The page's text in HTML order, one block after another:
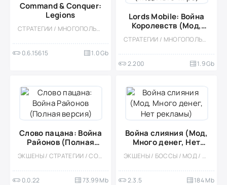
Command & Conquer:
Legions
СТРАТЕГИИ / МНОГОПОЛЬЗОВАТЕЛЬСКАЯ / СОРЕВНОВАТЕЛЬНАЯ / ОДНОПОЛЬЗОВАТЕЛЬСКИЕ / ВИД СВЕРХУ / RTS / БОЛЬШАЯ
0.6.15615 1.0 Gb
Lords Mobile: Война
Королевств (Мод,
Авто-игра)
СТРАТЕГИИ / МНОГОПОЛЬЗОВАТЕЛЬСКАЯ / СОРЕВНОВАТЕЛЬНАЯ / СТИЛИЗАЦИЯ / ОДНОПОЛЬЗОВАТЕЛЬСКИЕ / МОД / ВСТРОЕННЫЙ КЕШ / ФЭНТЕЗИ / RTS
2.200 1.9 Gb
Слово пацана: Война
Районов (Полная
версия)
ЭКШЕНЫ / СТРАТЕГИИ / СОРЕВНОВАТЕЛЬНАЯ / СТИЛИЗАЦИЯ / ОДНОПОЛЬЗОВАТЕЛЬСКИЕ / ОФЛАЙН
0.0.22 73.99 Mb
Война слияния (Мод,
Много денег, Нет
рекламы)
ЭКШЕНЫ / БОССЫ / МОД / АРКАДЫ / ВЕСЁЛАЯ / ОФЛАЙН / ВСТРОЕННЫЙ КЕШ / ТАКТИЧЕСКИЕ / ТУАЛЕТНЫЕ ВОЙНЫ / МАЛЕНЬКАЯ
2.3.5 184 Mb